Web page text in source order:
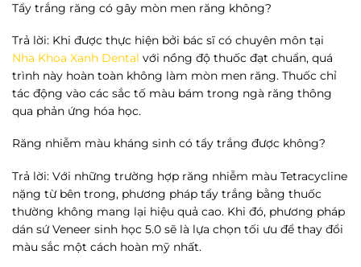
Tẩy trắng răng có gây mòn men răng không?
Trả lời: Khi được thực hiện bởi bác sĩ có chuyên môn tại
Nha Khoa Xanh Dental với nồng độ thuốc đạt chuẩn, quá
trình này hoàn toàn không làm mòn men răng. Thuốc chỉ
tác động vào các sắc tố màu bám trong ngà răng thông
qua phản ứng hóa học.
Răng nhiễm màu kháng sinh có tẩy trắng được không?
Trả lời: Với những trường hợp răng nhiễm màu Tetracycline
nặng từ bên trong, phương pháp tẩy trắng bằng thuốc
thường không mang lại hiệu quả cao. Khi đó, phương pháp
dán sứ Veneer sinh học 5.0 sẽ là lựa chọn tối ưu để thay đổi
màu sắc một cách hoàn mỹ nhất.